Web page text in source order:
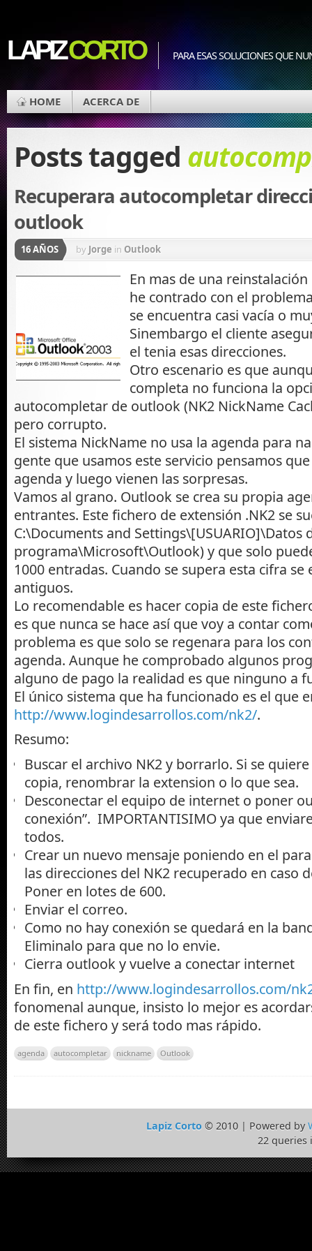
LAPIZCORTO PARA ESAS SOLUCIONES QUE
HOME ACERCA DE
Posts tagged
Recuperara autocompletar
outlook
16 AÑOS by Jorge in Outlook
En mas de una
he contrado con el
se encuentra casi vacía o
Sinembargo el cliente
el tenia esas direcciones.
Otro escenario es que
completa no funciona la
autocompletar de outlook (NK2 NickName
pero corrupto.
El sistema NickName no usa la agenda para
gente que usamos este servicio pensamos
agenda y luego vienen las sorpresas.
Vamos al grano. Outlook se crea su propia
entrantes. Este fichero de extensión .NK2 se
C:\Documents and Settings\[USUARIO]\Datos
programa\Microsoft\Outlook) y que solo
1000 entradas. Cuando se supera esta cifra
antiguos.
Lo recomendable es hacer copia de este
es que nunca se hace así que voy a contar
problema es que solo se regenara para los
agenda. Aunque he comprobado algunos
alguno de pago la realidad es que ninguno a
El único sistema que ha funcionado es el que
http://www.logindesarrollos.com/nk2/.
Resumo:
Buscar el archivo NK2 y borrarlo. Si se
copia, renombrar la extension o lo que sea.
Desconectar el equipo de internet o poner
conexión”. IMPORTANTISIMO ya que
todos.
Crear un nuevo mensaje poniendo en el
las direcciones del NK2 recuperado en caso
Poner en lotes de 600.
Enviar el correo.
Como no hay conexión se quedará en la
Eliminalo para que no lo envie.
Cierra outlook y vuelve a conectar internet
En fin, en http://www.logindesarrollos.com/
fonomenal aunque, insisto lo mejor es
de este fichero y será todo mas rápido.
agenda autocompletar nickname Outlook
Lapiz Corto© 2010 | Powered by
22 queries